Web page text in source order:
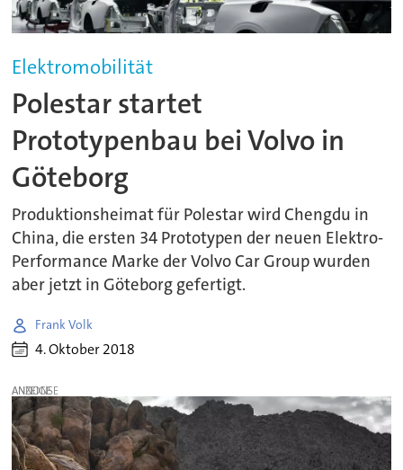
Elektromobilität
Polestar startet
Prototypenbau bei Volvo in
Göteborg
Produktionsheimat für Polestar wird Chengdu in
China, die ersten 34 Prototypen der neuen Elektro-
Performance Marke der Volvo Car Group wurden
aber jetzt in Göteborg gefertigt.
Frank Volk
4. Oktober 2018
ANZEIGE